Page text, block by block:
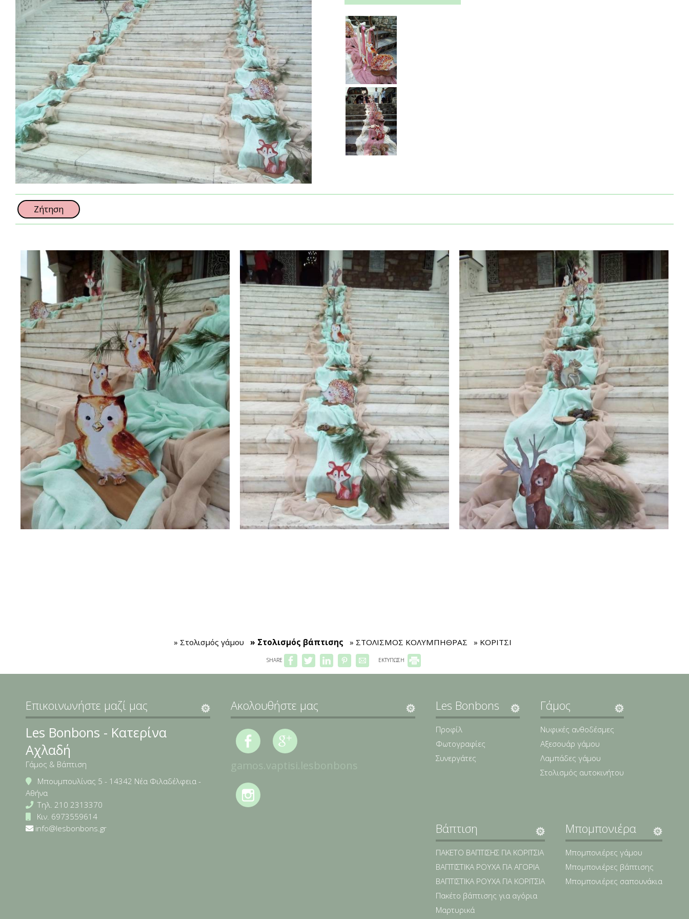
Ζήτηση
» Στολισμός γάμου » Στολισμός βάπτισης » ΣΤΟΛΙΣΜΟΣ ΚΟΛΥΜΠΗΘΡΑΣ » ΚΟΡΙΤΣΙ
SHARE ΕΚΤΥΠΩΣΗ
Επικοινωνήστε μαζί μας
Les Bonbons - Κατερίνα
Αχλαδή
Γάμος & Βάπτιση
Μπουμπουλίνας 5 - 14342 Νέα Φιλαδέλφεια -
Αθήνα
Τηλ. 210 2313370
Κιν. 6973559614
info@lesbonbons.gr
Ακολουθήστε μας
gamos.vaptisi.lesbonbons
Les Bonbons
Προφίλ
Φωτογραφίες
Συνεργάτες
Γάμος
Νυφικές ανθοδέσμες
Αξεσουάρ γάμου
Λαμπάδες γάμου
Στολισμός αυτοκινήτου
Βάπτιση
ΠΑΚΕΤΟ ΒΑΠΤΙΣΗΣ ΓΙΑ ΚΟΡΙΤΣΙΑ
ΒΑΠΤΙΣΤΙΚΑ ΡΟΥΧΑ ΓΙΑ ΑΓΟΡΙΑ
ΒΑΠΤΙΣΤΙΚΑ ΡΟΥΧΑ ΓΙΑ ΚΟΡΙΤΣΙΑ
Πακέτο βάπτισης για αγόρια
Μαρτυρικά
Μπομπονιέρα
Μπομπονιέρες γάμου
Μπομπονιέρες βάπτισης
Μπομπονιέρες σαπουνάκια